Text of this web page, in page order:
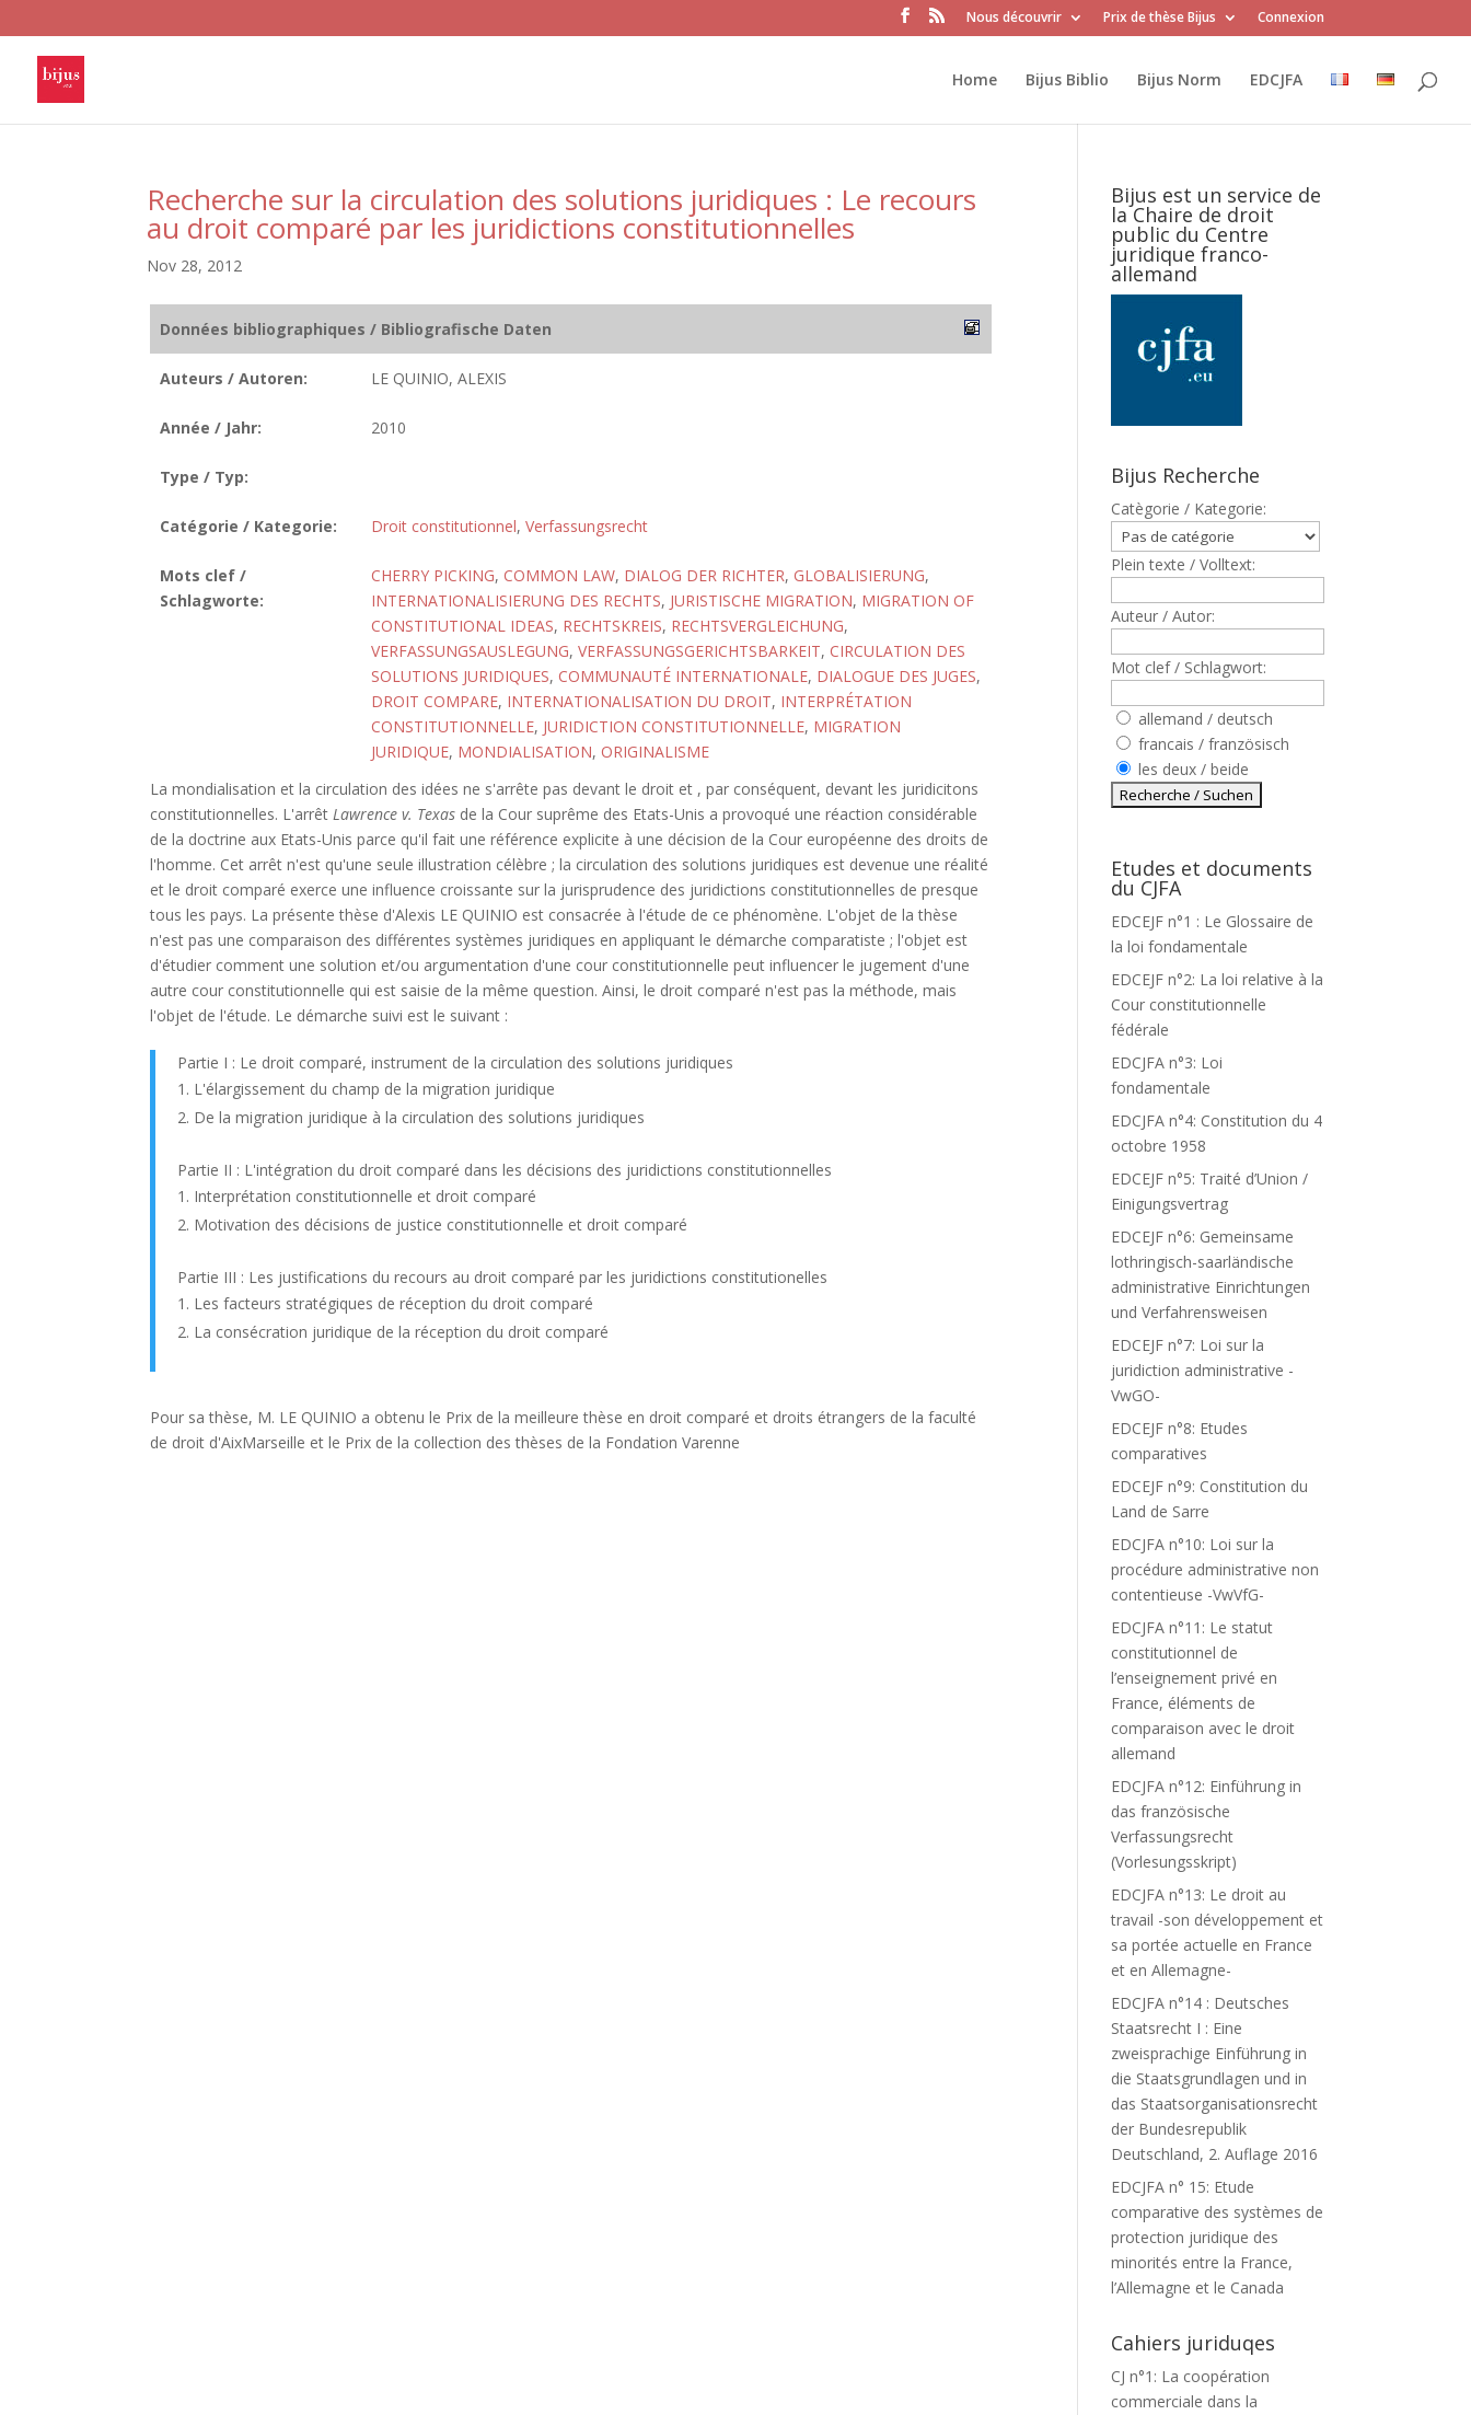
Nous découvrir Prix de thèse Bijus Connexion
Home Bijus Biblio Bijus Norm EDCJFA
Recherche sur la circulation des solutions juridiques : Le recours
au droit comparé par les juridictions constitutionnelles
Nov 28, 2012
Données bibliographiques / Bibliografische Daten
Auteurs / Autoren: LE QUINIO, ALEXIS
Année / Jahr: 2010
Type / Typ:
Catégorie / Kategorie: Droit constitutionnel, Verfassungsrecht
Mots clef /
Schlagworte:
CHERRY PICKING, COMMON LAW, DIALOG DER RICHTER, GLOBALISIERUNG,
INTERNATIONALISIERUNG DES RECHTS, JURISTISCHE MIGRATION, MIGRATION OF
CONSTITUTIONAL IDEAS, RECHTSKREIS, RECHTSVERGLEICHUNG,
VERFASSUNGSAUSLEGUNG, VERFASSUNGSGERICHTSBARKEIT, CIRCULATION DES
SOLUTIONS JURIDIQUES, COMMUNAUTÉ INTERNATIONALE, DIALOGUE DES JUGES,
DROIT COMPARE, INTERNATIONALISATION DU DROIT, INTERPRÉTATION
CONSTITUTIONNELLE, JURIDICTION CONSTITUTIONNELLE, MIGRATION
JURIDIQUE, MONDIALISATION, ORIGINALISME
La mondialisation et la circulation des idées ne s'arrête pas devant le droit et , par conséquent, devant les juridicitons
constitutionnelles. L'arrêtLawrence v. Texas de la Cour suprême des Etats-Unis a provoqué une réaction considérable
de la doctrine aux Etats-Unis parce qu'il fait une référence explicite à une décision de la Cour européenne des droits de
l'homme. Cet arrêt n'est qu'une seule illustration célèbre ; la circulation des solutions juridiques est devenue une réalité
et le droit comparé exerce une influence croissante sur la jurisprudence des juridictions constitutionnelles de presque
tous les pays. La présente thèse d'Alexis LE QUINIO est consacrée à l'étude de ce phénomène. L'objet de la thèse
n'est pas une comparaison des différentes systèmes juridiques en appliquant le démarche comparatiste ; l'objet est
d'étudier comment une solution et/ou argumentation d'une cour constitutionnelle peut influencer le jugement d'une
autre cour constitutionnelle qui est saisie de la même question. Ainsi, le droit comparé n'est pas la méthode, mais
l'objet de l'étude. Le démarche suivi est le suivant :
Partie I : Le droit comparé, instrument de la circulation des solutions juridiques
L'élargissement du champ de la migration juridique
De la migration juridique à la circulation des solutions juridiques
Partie II : L'intégration du droit comparé dans les décisions des juridictions constitutionnelles
Interprétation constitutionnelle et droit comparé
Motivation des décisions de justice constitutionnelle et droit comparé
Partie III : Les justifications du recours au droit comparé par les juridictions constitutionelles
Les facteurs stratégiques de réception du droit comparé
La consécration juridique de la réception du droit comparé
Pour sa thèse, M. LE QUINIO a obtenu le Prix de la meilleure thèse en droit comparé et droits étrangers de la faculté
de droit d'AixMarseille et le Prix de la collection des thèses de la Fondation Varenne
Bijus est un service de
la Chaire de droit
public du Centre
juridique franco-
allemand
Bijus Recherche
Catègorie / Kategorie:
Plein texte / Volltext:
Auteur / Autor:
Mot clef / Schlagwort:
allemand / deutsch
francais / französisch
les deux / beide
Etudes et documents
du CJFA
EDCEJF n°1 : Le Glossaire de
la loi fondamentale
EDCEJF n°2: La loi relative à la
Cour constitutionnelle
fédérale
EDCJFA n°3: Loi
fondamentale
EDCJFA n°4: Constitution du 4
octobre 1958
EDCEJF n°5: Traité d’Union /
Einigungsvertrag
EDCEJF n°6: Gemeinsame
lothringisch-saarländische
administrative Einrichtungen
und Verfahrensweisen
EDCEJF n°7: Loi sur la
juridiction administrative -
VwGO-
EDCEJF n°8: Etudes
comparatives
EDCEJF n°9: Constitution du
Land de Sarre
EDCJFA n°10: Loi sur la
procédure administrative non
contentieuse -VwVfG-
EDCJFA n°11: Le statut
constitutionnel de
l’enseignement privé en
France, éléments de
comparaison avec le droit
allemand
EDCJFA n°12: Einführung in
das französische
Verfassungsrecht
(Vorlesungsskript)
EDCJFA n°13: Le droit au
travail -son développement et
sa portée actuelle en France
et en Allemagne-
EDCJFA n°14 : Deutsches
Staatsrecht I : Eine
zweisprachige Einführung in
die Staatsgrundlagen und in
das Staatsorganisationsrecht
der Bundesrepublik
Deutschland, 2. Auflage 2016
EDCJFA n° 15: Etude
comparative des systèmes de
protection juridique des
minorités entre la France,
l’Allemagne et le Canada
Cahiers juriduqes
CJ n°1: La coopération
commerciale dans la